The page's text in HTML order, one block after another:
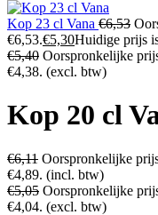
Kop 23 cl Vana €6,53
€6,53.€5,30Huidige prijs
€5,40 Oorspronkelijke
€4,38. (excl. btw)
Kop 20 cl
€6,11 Oorspronkelijke
€4,89. (incl. btw)
€5,05 Oorspronkelijke
€4,04. (excl. btw)